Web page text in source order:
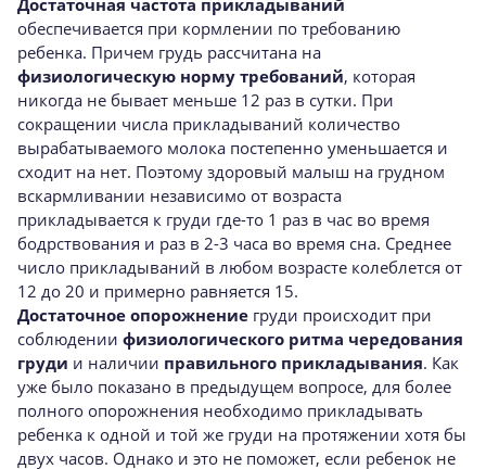
обеспечивается при кормлении по требованию
ребенка. Причем грудь рассчитана на
физиологическую норму требований, которая
никогда не бывает меньше 12 раз в сутки. При
сокращении числа прикладываний количество
вырабатываемого молока постепенно уменьшается и
сходит на нет. Поэтому здоровый малыш на грудном
вскармливании независимо от возраста
прикладывается к груди где-то 1 раз в час во время
бодрствования и раз в 2-3 часа во время сна. Среднее
число прикладываний в любом возрасте колеблется от
12 до 20 и примерно равняется 15.
Достаточное опорожнение груди происходит при
соблюдении физиологического ритма чередования
груди и наличии правильного прикладывания. Как
уже было показано в предыдущем вопросе, для более
полного опорожнения необходимо прикладывать
ребенка к одной и той же груди на протяжении хотя бы
двух часов. Однако и это не поможет, если ребенок не